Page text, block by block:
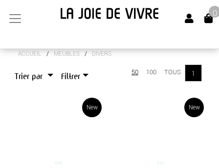
0
ACCUEIL / MEUBLES / DIVERS
ARTS DE LA TABLE
Filtrer
Trier par 50 100 TOUS 1
New New